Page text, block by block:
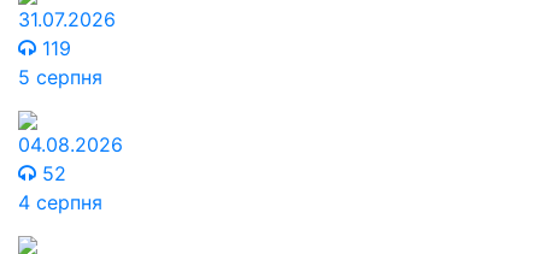
31.07.2026
119
5 серпня
04.08.2026
52
4 серпня